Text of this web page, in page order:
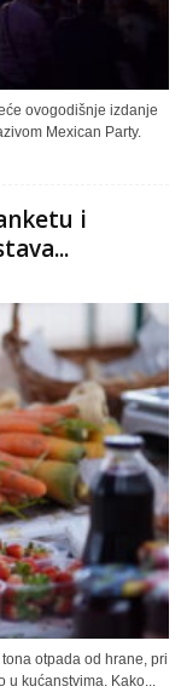
ovogodišnje izdanje
Mexican Party.
i
otpada od hrane, pri
u kućanstvima. Kako...